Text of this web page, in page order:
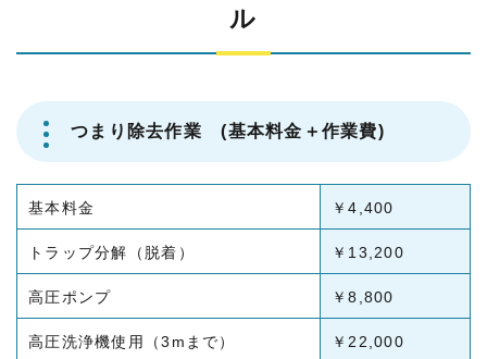
ル
つまり除去作業 (基本料金＋作業費)
基本料金 ￥4,400
トラップ分解（脱着） ￥13,200
高圧ポンプ ￥8,800
高圧洗浄機使用（3mまで） ￥22,000